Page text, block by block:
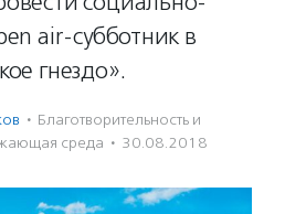
air-субботник в
гнездо».
· Благотвори­тель­ность и
среда · 30.08.2018